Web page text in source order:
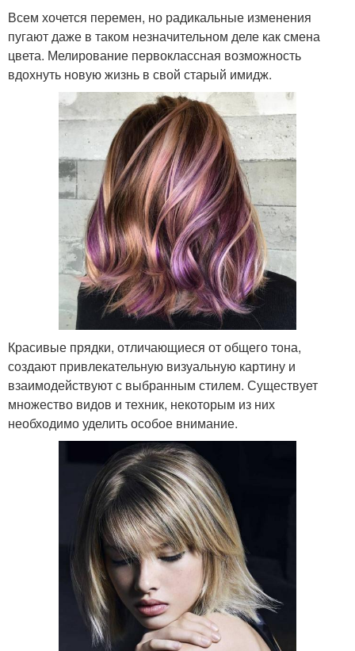
Всем хочется перемен, но радикальные изменения
пугают даже в таком незначительном деле как смена
цвета. Мелирование первоклассная возможность
вдохнуть новую жизнь в свой старый имидж.
Красивые прядки, отличающиеся от общего тона,
создают привлекательную визуальную картину и
взаимодействуют с выбранным стилем. Существует
множество видов и техник, некоторым из них
необходимо уделить особое внимание.